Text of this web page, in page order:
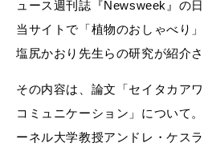
ュース週刊誌『Newsweek』の
当サイトで「植物のおしゃべり
塩尻かおり先生らの研究が紹介さ
その内容は、論文「セイタカア
コミュニケーション」について
ーネル大学教授アンドレ・ケス